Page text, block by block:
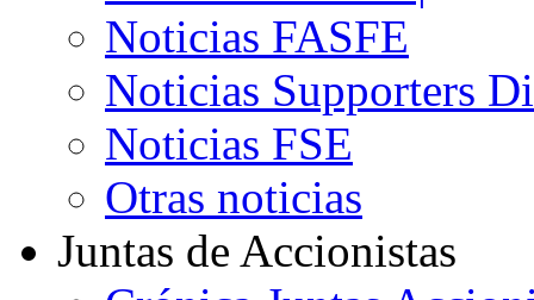
Noticias FASFE
Noticias Supporters
Noticias FSE
Otras noticias
Juntas de Accionistas